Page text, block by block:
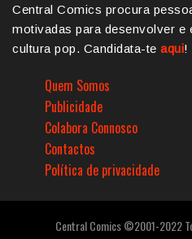
Central Comics procura
motivadas para desenvolver e
cultura pop. Candidata-te aqui!
Quem Somos
Publicidade
Colabora Connosco
Contactos
Política de privacidade
Central Comics ©2001-2022